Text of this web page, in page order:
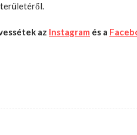
az Instagram és a